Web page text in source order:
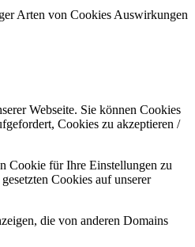
Arten von Cookies Auswirkungen
Webseite. Sie können Cookies
Cookies zu akzeptieren /
Cookie für Ihre Einstellungen zu
Cookies auf unserer
die von anderen Domains